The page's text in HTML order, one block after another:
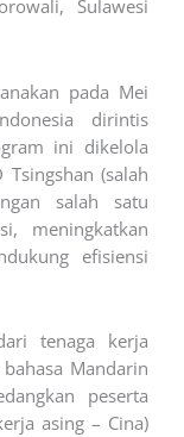
Sulawesi
pada Mei
dirintis
ini dikelola
(salah
salah satu
meningkatkan
efisiensi
tenaga kerja
Mandarin
peserta
asing – Cina)